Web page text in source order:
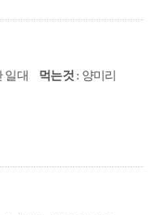
일대 먹는것: 양미리